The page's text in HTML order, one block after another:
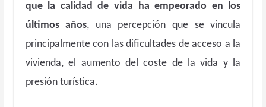
que la calidad de vida ha empeorado en los
últimos años, una percepción que se vincula
principalmente con las dificultades de acceso a la
vivienda, el aumento del coste de la vida y la
presión turística.